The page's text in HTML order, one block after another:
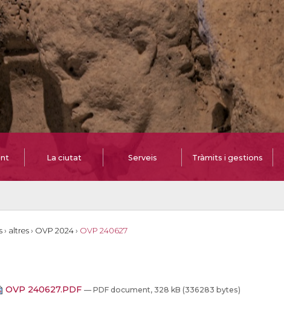
La ciutat Serveis Tràmits i gestions
› altres › OVP 2024 › OVP 240627
OVP 240627.PDF — PDF document, 328 kB (336283 bytes)